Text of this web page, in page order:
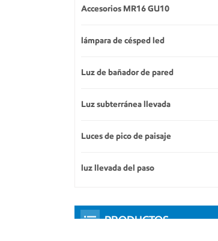
Accesorios MR16 GU10
lámpara de césped led
Luz de bañador de pared
Luz subterránea llevada
Luces de pico de paisaje
luz llevada del paso
PRODUCTOS